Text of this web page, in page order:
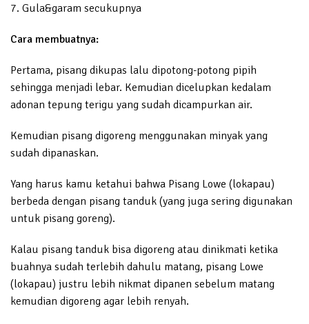
7. Gula&garam secukupnya
Cara membuatnya:
Pertama, pisang dikupas lalu dipotong-potong pipih
sehingga menjadi lebar. Kemudian dicelupkan kedalam
adonan tepung terigu yang sudah dicampurkan air.
Kemudian pisang digoreng menggunakan minyak yang
sudah dipanaskan.
Yang harus kamu ketahui bahwa Pisang Lowe (lokapau)
berbeda dengan pisang tanduk (yang juga sering digunakan
untuk pisang goreng).
Kalau pisang tanduk bisa digoreng atau dinikmati ketika
buahnya sudah terlebih dahulu matang, pisang Lowe
(lokapau) justru lebih nikmat dipanen sebelum matang
kemudian digoreng agar lebih renyah.